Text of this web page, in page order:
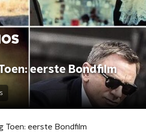
eerste Bondfilm
Toen: eerste Bondfilm